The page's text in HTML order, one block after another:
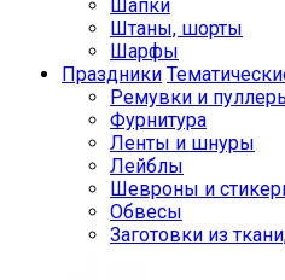
Шапки
Штаны, шорты
Шарфы
Праздники
Ремувки и
Фурнитура
Ленты и шнуры
Лейблы
Шевроны и
Обвесы
Заготовки из